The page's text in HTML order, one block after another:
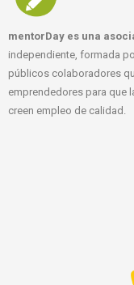
mentorDay es una
independiente, formada
públicos colaboradores
emprendedores para que
creen empleo de calidad.